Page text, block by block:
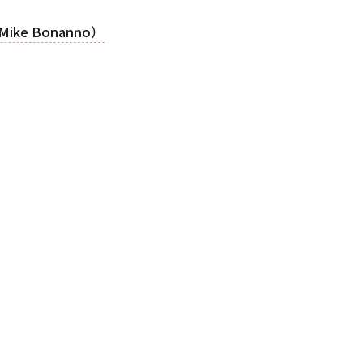
Bonanno）